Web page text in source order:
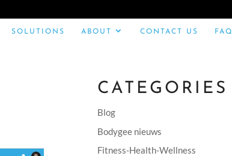
SOLUTIONS ABOUT CONTACT US FAQ
CATEGORIES
Blog
Bodygee nieuws
Fitness-Health-Wellness